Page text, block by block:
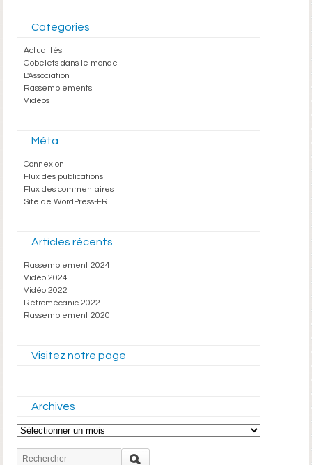
Catégories
Actualités
Gobelets dans le monde
L'Association
Rassemblements
Vidéos
Méta
Connexion
Flux des publications
Flux des commentaires
Site de WordPress-FR
Articles récents
Rassemblement 2024
Vidéo 2024
Vidéo 2022
Rétromécanic 2022
Rassemblement 2020
Visitez notre page
Archives
Archives